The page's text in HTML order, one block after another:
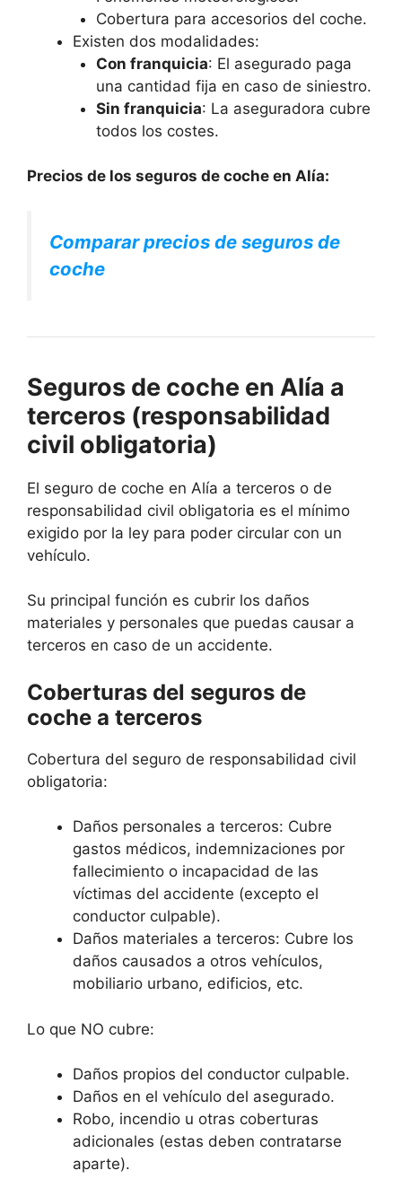
Cobertura para accesorios del coche.
Existen dos modalidades:
Con franquicia: El asegurado paga
una cantidad fija en caso de siniestro.
Sin franquicia: La aseguradora cubre
todos los costes.
Precios de los seguros de coche en Alía:
Comparar precios de seguros de
coche
Seguros de coche en Alía a
terceros (responsabilidad
civil obligatoria)
El seguro de coche en Alía a terceros o de
responsabilidad civil obligatoria es el mínimo
exigido por la ley para poder circular con un
vehículo.
Su principal función es cubrir los daños
materiales y personales que puedas causar a
terceros en caso de un accidente.
Coberturas del seguros de
coche a terceros
Cobertura del seguro de responsabilidad civil
obligatoria:
Daños personales a terceros: Cubre
gastos médicos, indemnizaciones por
fallecimiento o incapacidad de las
víctimas del accidente (excepto el
conductor culpable).
Daños materiales a terceros: Cubre los
daños causados a otros vehículos,
mobiliario urbano, edificios, etc.
Lo que NO cubre:
Daños propios del conductor culpable.
Daños en el vehículo del asegurado.
Robo, incendio u otras coberturas
adicionales (estas deben contratarse
aparte).